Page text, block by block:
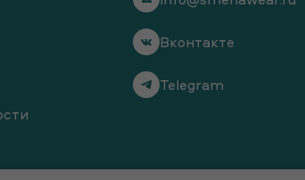
Вконтакте
Telegram